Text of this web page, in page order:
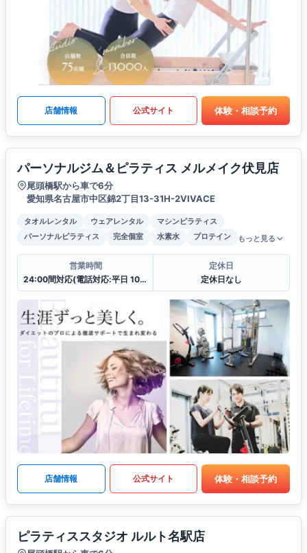
店舗情報 公式サイト 体験・相談予約
パーソナルジム＆ピラティス メルメイク伏見店
尾頭橋駅から車で6分
愛知県名古屋市中区錦2丁目13-31H-2VIVACE
タオルレンタル ウェアレンタル
マシンピラティス
パーソナルピラティス
完全個室 水素水 プロテイン もっと見る
営業時間
24:00間対応(電話対応:平日 10:00〜19:00
定休日
定休日なし
店舗情報 公式サイト 体験・相談予約
ピラティススタジオ ルルト名駅店